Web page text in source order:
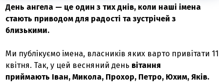
День ангела — це один з тих днів, коли наші імена
стають приводом для радості та зустрічей з
близькими.
Ми публікуємо імена, власників яких варто привітати 11
квітня. Так, у цей весняний день вітання
приймають Іван, Микола, Прохор, Петро, Юхим, Яків.